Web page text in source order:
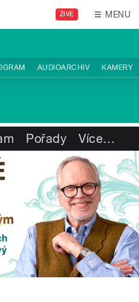
ŽIVĚ MENU
AUDIOARCHIV KAMERY
Pořady Více…